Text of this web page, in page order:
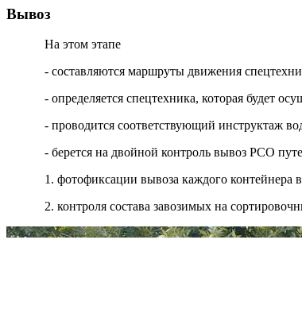
Вывоз
На этом этапе
- составляются маршруты движения
- определяется спецтехника, которая будет
- проводится соответствующий инструктаж
- берется на двойной контроль вывоз РСО
1. фотофиксации вывоза каждого контейнера
2. контроля состава завозимых на